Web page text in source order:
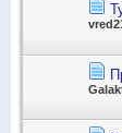
vred21